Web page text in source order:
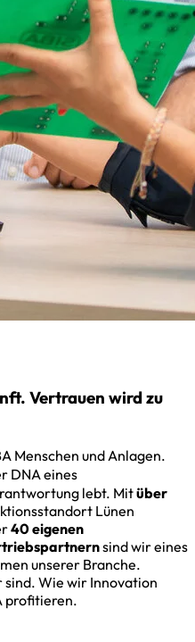
Vertrauen wird zu
Menschen und Anlagen.
DNA eines
lebt. Mitüber
Lünen
40 eigenen
sind wir eines
unserer Branche.
sind. Wie wir Innovation
profitieren.